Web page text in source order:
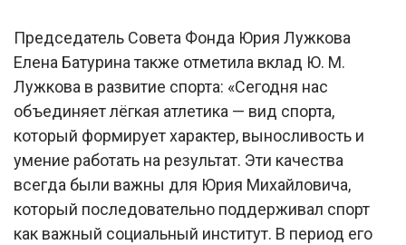
Председатель Совета Фонда Юрия Лужкова
Елена Батурина также отметила вклад Ю. М.
Лужкова в развитие спорта: «Сегодня нас
объединяет лёгкая атлетика — вид спорта,
который формирует характер, выносливость и
умение работать на результат. Эти качества
всегда были важны для Юрия Михайловича,
который последовательно поддерживал спорт
как важный социальный институт. В период его